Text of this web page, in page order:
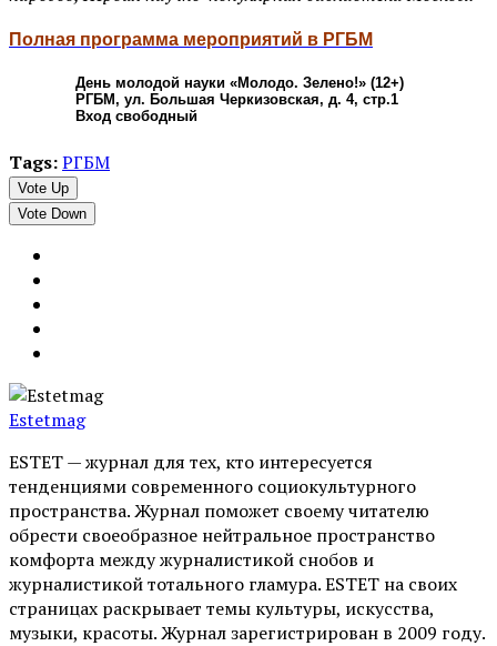
Полная программа мероприятий в РГБМ
День молодой науки «Молодо. Зелено!» (12+)
РГБМ, ул. Большая Черкизовская, д. 4, стр.1
Вход свободный
Tags:РГБМ
Vote Up
Vote Down
Estetmag
ESTET — журнал для тех, кто интересуeтся
тенденциями современного социокультурного
пространства. Журнал поможет своему читателю
обрести своеобразное нейтральное пространство
комфорта между журналистикой снобов и
журналистикой тотального гламура. ESTET на своих
страницах раскрывает темы культуры, искусства,
музыки, красоты. Журнал зарегистрирован в 2009 году.